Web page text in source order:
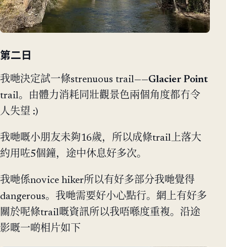
第二日
我哋決定試一條strenuous trail——Glacier Point
trail。由體力消耗同壯觀景色兩個角度都冇令
人失望 :)
我哋嘅小朋友未夠16歲，所以成條trail上落大
約用咗5個鐘，途中休息好多次。
我哋係novice hiker所以有好多部分我哋覺得
dangerous。我哋需要好小心點行。網上有好多
關於呢條trail嘅資訊所以我唔喺度重複。沿途
影嘅一啲相片如下